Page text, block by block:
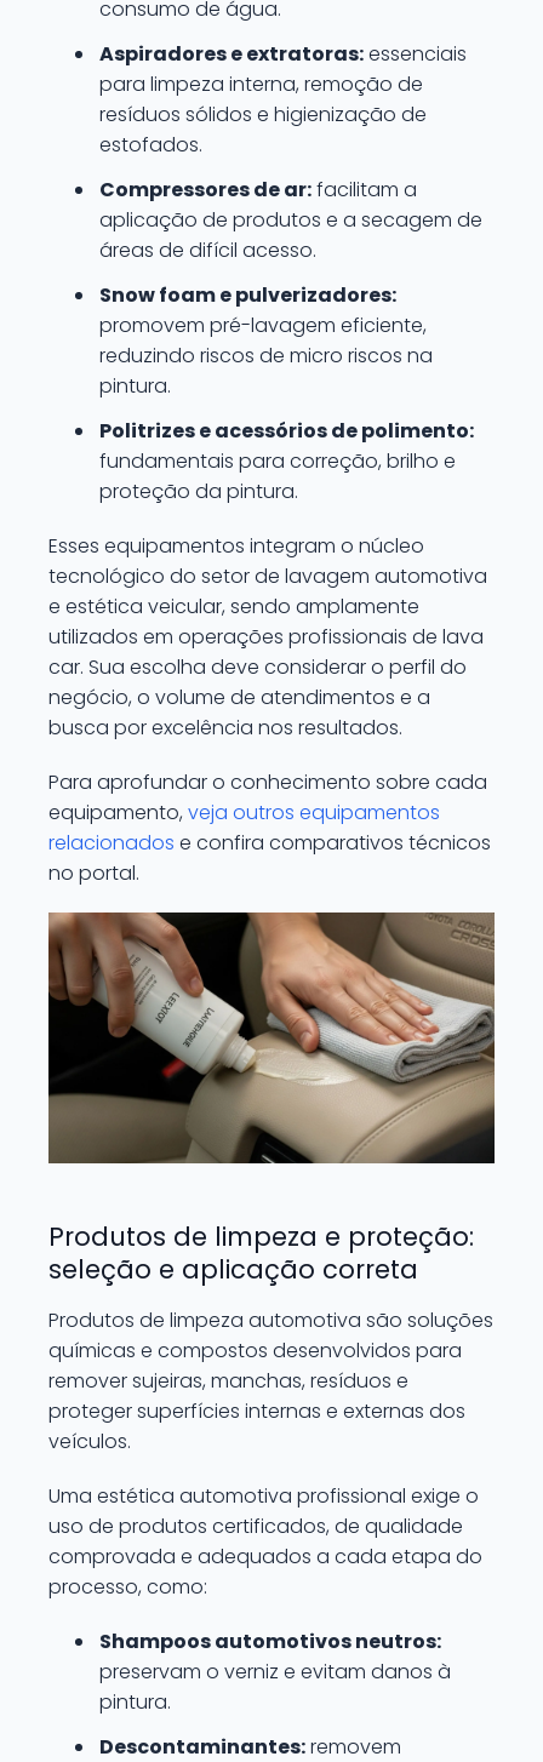
consumo de água.
Aspiradores e extratoras:essenciais
para limpeza interna, remoção de
resíduos sólidos e higienização de
estofados.
Compressores de ar:facilitam a
aplicação de produtos e a secagem de
áreas de difícil acesso.
Snow foam e pulverizadores:
promovem pré-lavagem eficiente,
reduzindo riscos de micro riscos na
pintura.
Politrizes e acessórios de polimento:
fundamentais para correção, brilho e
proteção da pintura.
Esses equipamentos integram o núcleo
tecnológico do setor de lavagem automotiva
e estética veicular, sendo amplamente
utilizados em operações profissionais de lava
car. Sua escolha deve considerar o perfil do
negócio, o volume de atendimentos e a
busca por excelência nos resultados.
Para aprofundar o conhecimento sobre cada
equipamento, veja outros equipamentos
relacionados e confira comparativos técnicos
no portal.
Produtos de limpeza e proteção:
seleção e aplicação correta
Produtos de limpeza automotiva são soluções
químicas e compostos desenvolvidos para
remover sujeiras, manchas, resíduos e
proteger superfícies internas e externas dos
veículos.
Uma estética automotiva profissional exige o
uso de produtos certificados, de qualidade
comprovada e adequados a cada etapa do
processo, como:
Shampoos automotivos neutros:
preservam o verniz e evitam danos à
pintura.
Descontaminantes:removem